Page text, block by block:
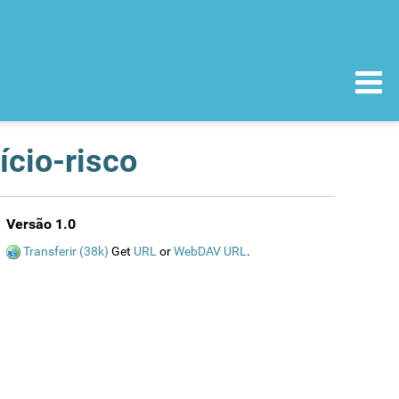
risco
Versão 1.0
Transferir (38k) Get URL orWebDAV URL .